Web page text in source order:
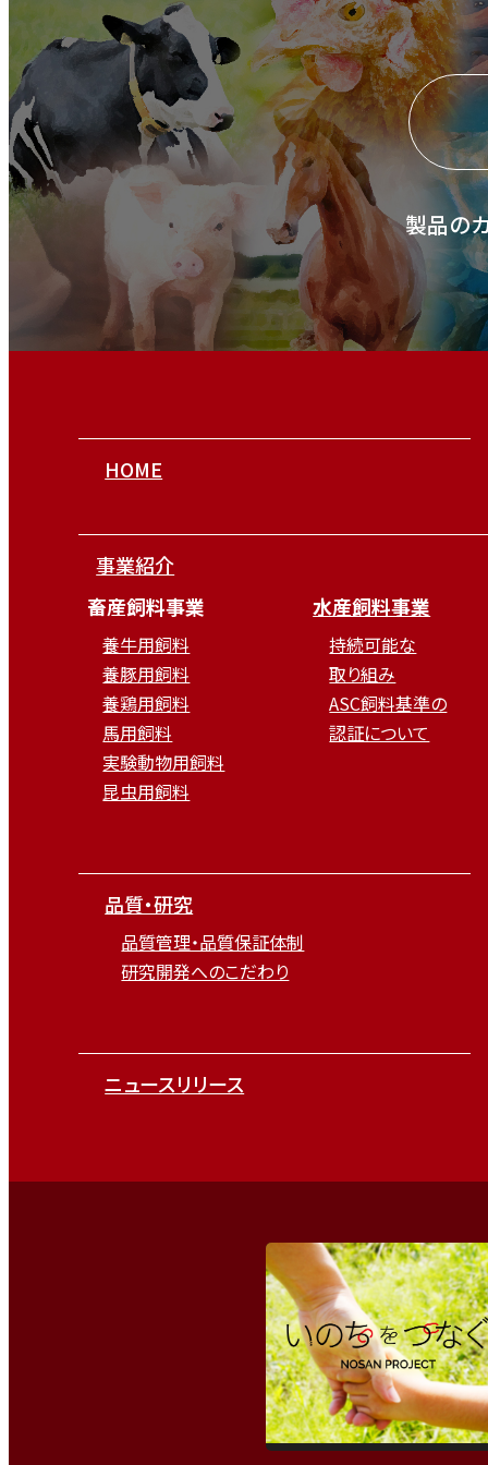
製品の
HOME
事業紹介
畜産飼料事業
養牛用飼料
養豚用飼料
養鶏用飼料
馬用飼料
実験動物用飼料
昆虫用飼料
水産飼料事業
持続可能な
取り組み
ASC飼料基準の
認証について
品質・研究
品質管理・品質保証体制
研究開発へのこだわり
ニュースリリース